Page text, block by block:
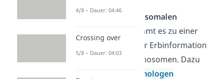
Bei der
intrachromosomalen
kommt es zu einer
neuen Verteilung der Erbinformation
innerhalb der Chromosomen. Dazu
homologen
4/8 – Dauer: 04:46
Crossing over
5/8 – Dauer: 04:03